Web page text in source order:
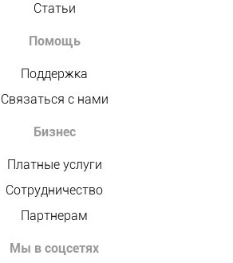
Статьи
Помощь
Поддержка
Связаться с нами
Бизнес
Платные услуги
Сотрудничество
Партнерам
Мы в соцсетях